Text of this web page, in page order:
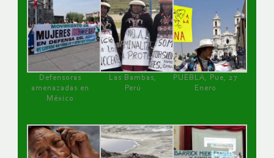
Defensoras
amenazadas en
México
Las Bambas,
Perú
PUEBLA, Pue, 27
Enero